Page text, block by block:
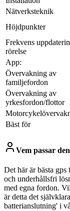
Nätverksteknik
Höjdpunkter
Frekvens
rörelse
App:
Övervakning av
familjefordon
Övervakning av
yrkesfordon/flottor
Bäst för
Vem passar
Det här är bästa
och underhållsfri
med egna fordon.
är detta det
batterianslutning' i